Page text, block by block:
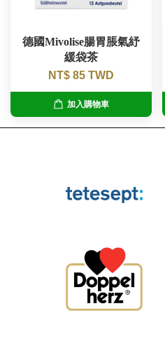
德國Mivolise腸胃脹氣紓
緩袋茶
NT$ 85 TWD
加入購物車